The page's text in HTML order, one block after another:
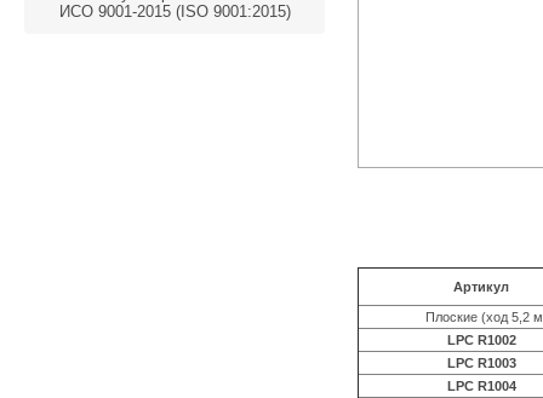
ИСО 9001-2015 (ISO 9001:2015)
Артикул
Плоские (ход 5,2
LPC R1002
LPC R1003
LPC R1004